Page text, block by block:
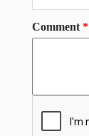
Comment *